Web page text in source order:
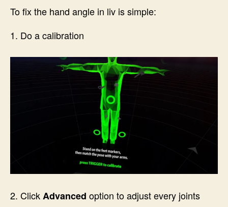
To fix the hand angle in liv is simple:
1. Do a calibration
2. ClickAdvanced option to adjust every joints